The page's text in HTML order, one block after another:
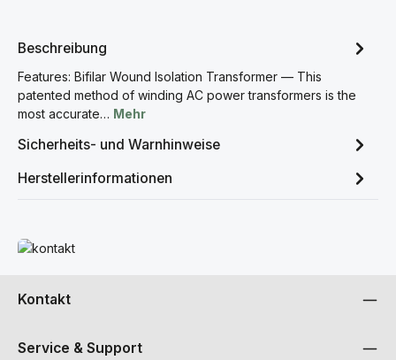
Beschreibung
Features: Bifilar Wound Isolation Transformer — This
patented method of winding AC power transformers is the
most accurate… Mehr
Sicherheits- und Warnhinweise
Herstellerinformationen
Mehr erfahren
Kontakt
Service & Support